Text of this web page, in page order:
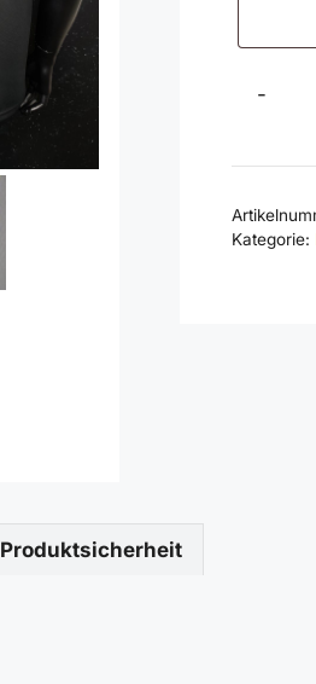
-
Polo
Schwarz
Kategorie:
Produktsicherheit